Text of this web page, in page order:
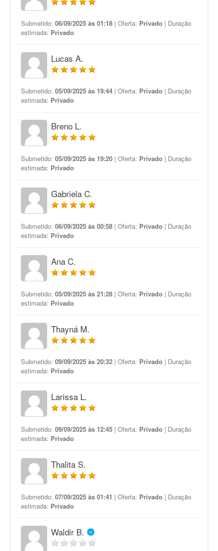
Submetido: 06/09/2025 às 01:18 | Oferta: Privado | Duração
estimada: Privado
Lucas A.
Submetido: 05/09/2025 às 19:44 | Oferta: Privado | Duração
estimada: Privado
Breno L.
Submetido: 05/09/2025 às 19:20 | Oferta: Privado | Duração
estimada: Privado
Gabriela C.
Submetido: 06/09/2025 às 00:58 | Oferta: Privado | Duração
estimada: Privado
Ana C.
Submetido: 05/09/2025 às 21:28 | Oferta: Privado | Duração
estimada: Privado
Thayná M.
Submetido: 09/09/2025 às 20:32 | Oferta: Privado | Duração
estimada: Privado
Larissa L.
Submetido: 09/09/2025 às 12:45 | Oferta: Privado | Duração
estimada: Privado
Thalita S.
Submetido: 07/09/2025 às 01:41 | Oferta: Privado | Duração
estimada: Privado
Waldir B.